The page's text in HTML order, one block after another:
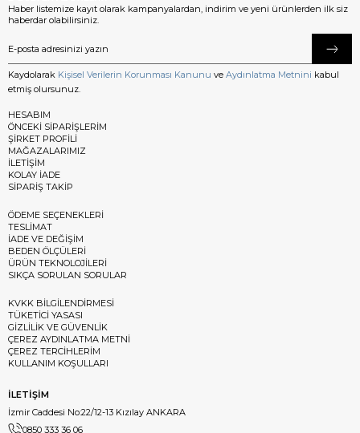
Haber listemize kayıt olarak kampanyalardan, indirim ve yeni ürünlerden ilk siz
haberdar olabilirsiniz.
Kaydolarak Kişisel Verilerin Korunması Kanunu ve Aydınlatma Metnini kabul
etmiş olursunuz.
HESABIM
ÖNCEKİ SİPARİŞLERİM
ŞİRKET PROFİLİ
MAĞAZALARIMIZ
İLETİŞİM
KOLAY İADE
SİPARİŞ TAKİP
ÖDEME SEÇENEKLERİ
TESLİMAT
İADE VE DEĞİŞİM
BEDEN ÖLÇÜLERİ
ÜRÜN TEKNOLOJİLERİ
SIKÇA SORULAN SORULAR
KVKK BİLGİLENDİRMESİ
TÜKETİCİ YASASI
GİZLİLİK VE GÜVENLİK
ÇEREZ AYDINLATMA METNİ
ÇEREZ TERCİHLERİM
KULLANIM KOŞULLARI
İLETİŞİM
İzmir Caddesi No:22/12-13 Kızılay ANKARA
0850 333 36 06